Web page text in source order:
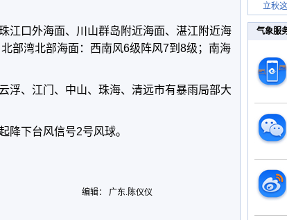
江口外海面、川山群岛附近海面、湛江附近海
部湾北部海面：西南风6级阵风7到8级；南海
浮、江门、中山、珠海、清远市有暴雨局部大
降下台风信号2号风球。
编辑： 广东.陈仪仪
立秋这
气象服